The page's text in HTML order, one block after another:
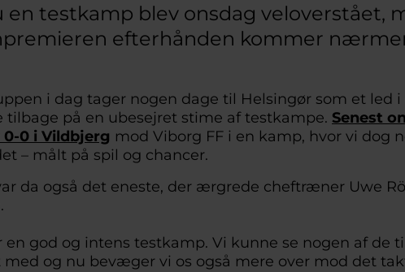
en testkamp blev onsdag veloverstået,
efterhånden kommer
i dag tager nogen dage til Helsingør som et led i
tilbage på en ubesejret stime af testkampe. Senest
0-0 i Vildbjerg mod Viborg FF i en kamp, hvor vi dog
– målt på spil og chancer.
da også det eneste, der ærgrede cheftræner Uwe
en god og intens testkamp. Vi kunne se nogen af de
med og nu bevæger vi os også mere over mod det